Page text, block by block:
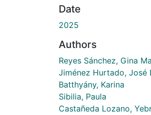
Date
2025
Authors
Reyes Sánchez, Gina
Jiménez Hurtado, José
Batthyány, Karina
Sibilia, Paula
Castañeda Lozano,